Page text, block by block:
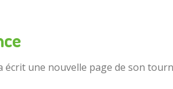
une nouvelle page de son